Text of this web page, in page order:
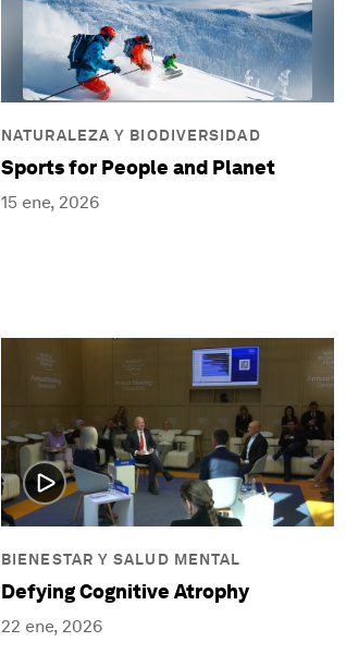
NATURALEZA Y BIODIVERSIDAD
Sports for People and Planet
15 ene, 2026
BIENESTAR Y SALUD MENTAL
Defying Cognitive Atrophy
22 ene, 2026